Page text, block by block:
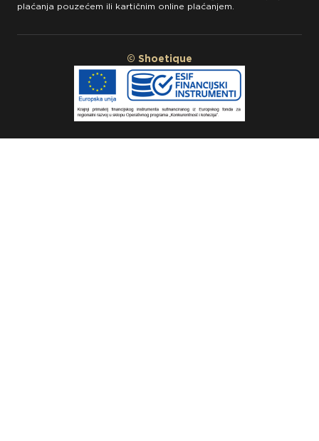
plaćanja pouzećem ili kartičnim online plaćanjem.
© Shoetique